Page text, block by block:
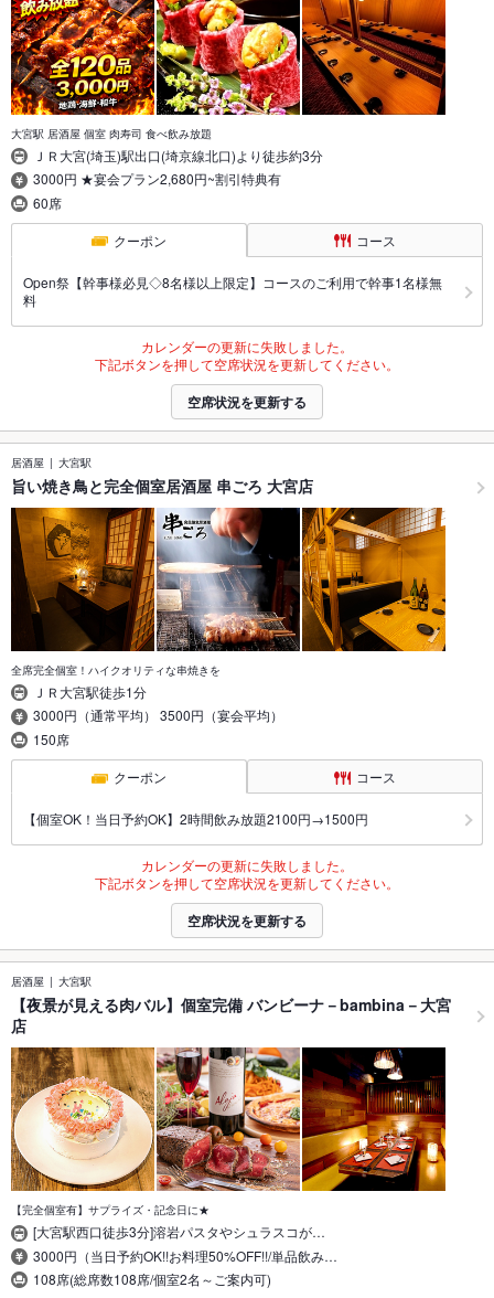
大宮駅 居酒屋 個室 肉寿司 食べ飲み放題
ＪＲ大宮(埼玉)駅出口(埼京線北口)より徒歩約3分
3000円 ★宴会プラン2,680円~割引特典有
60席
クーポン コース
Open祭【幹事様必見◇8名様以上限定】コースのご利用で幹事1名様無
料
カレンダーの更新に失敗しました。
下記ボタンを押して空席状況を更新してください。
空席状況を更新する
居酒屋 大宮駅
旨い焼き鳥と完全個室居酒屋 串ごろ 大宮店
全席完全個室！ハイクオリティな串焼きを
ＪＲ大宮駅徒歩1分
3000円（通常平均） 3500円（宴会平均）
150席
クーポン コース
【個室OK！当日予約OK】2時間飲み放題2100円→1500円
カレンダーの更新に失敗しました。
下記ボタンを押して空席状況を更新してください。
空席状況を更新する
居酒屋 大宮駅
【夜景が見える肉バル】個室完備 バンビーナ－bambina－大宮
店
【完全個室有】サプライズ・記念日に★
[大宮駅西口徒歩3分]溶岩パスタやシュラスコが…
3000円（当日予約OK!!お料理50%OFF!!/単品飲み…
108席(総席数108席/個室2名～ご案内可)